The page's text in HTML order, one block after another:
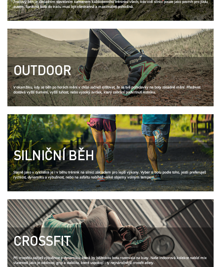
Trailový běh je základním stavebním kamenem každodenního tréninku všech, kdo vidí silnici pouze jako povrch pro jízdu
autem. Správná bota do trailu musí být všestranná a maximálně pohodlná.
OUTDOOR
V okamžiku, kdy se běh po horách mění v chůzi začneš zjišťovat, že se tvé požadavky na boty zásadně mění. Přednost
dostává vyšší tlumení, vyšší tuhost, nebo vysoký svršek, který zabrání podvrtnutí kotníku.
SILNIČNÍ BĚH
Stejně jako v cyklistice je i v běhu trénink na silnici základem pro lepší výkony. Vyber si botu podle toho, jestli preferuješ
rychlost, dynamiku a výbušnost, nebo na asfaltu nabíháš velké objemy volným tempem.
CROSSFIT
Při crossfitu zažiješ výbušnost a dynamiku, která by běžeckou botu rozervala na kusy. Naše indoorová kolekce nabízí mix
vlastností jako je odolnost, grip a stabilita, které uspokojí i ty nejnáročnější crossfit atlety.